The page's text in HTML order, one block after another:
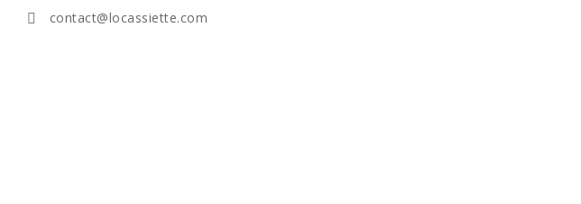
contact@locassiette.com